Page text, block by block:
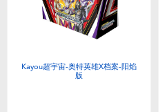
Kayou超宇宙-奥特英雄X档案-阳焰
版